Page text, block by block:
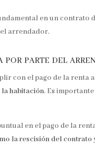
en un contrato
arrendador.
por parte del
con el pago de la renta
la habitación. Es
en el pago de la
la rescisión del